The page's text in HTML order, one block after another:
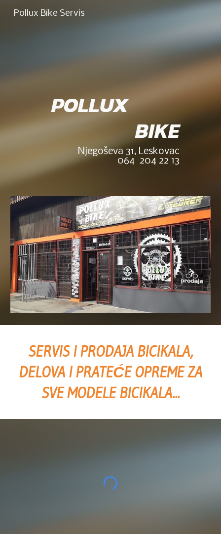
Skip to main content
Pollux Bike Servis
POLLUX
BIKE
Njegoševa 31, Leskovac
064 204 22 13
SERVIS I PRODAJA BICIKALA,
DELOVA I PRATEĆE OPREME ZA
SVE MODELE BICIKALA...